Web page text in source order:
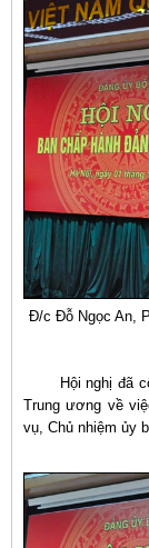
Đ/c Đỗ Ngọc An,
Hội nghị đã
Trung ương về
vụ, Chủ nhiệm ủy